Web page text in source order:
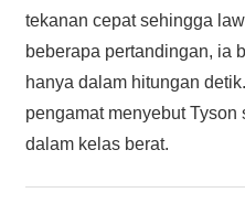
tekanan cepat sehingga
beberapa pertandingan, ia
hanya dalam hitungan
pengamat menyebut
dalam kelas berat.